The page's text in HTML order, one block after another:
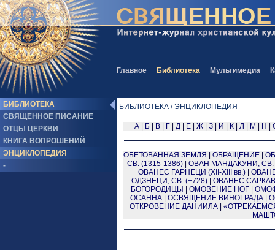
Главное Библиотека Мультимедиа
БИБЛИОТЕКА
СВЯЩЕННОЕ ПИСАНИЕ
ОТЦЫ ЦЕРКВИ
КНИГА ВОПРОШЕНИЙ
ЭНЦИКЛОПЕДИЯ
-
БИБЛИОТЕКА / ЭНЦИКЛОПЕДИЯ
А| Б| В| Г| Д| Е| Ж| З| И К| Л М Н
ОБЕТОВАННАЯ ЗЕМЛЯ ОБРАЩЕНИЕ
СВ. (1315-1386)| ОВАН МАНДАКУНИ, СВ.
ОВАНЕС ГАРНЕЦИ (XII-XIII вв.)|
ОДЗНЕЦИ, СВ. (+728)| ОВАНЕС
БОГОРОДИЦЫ
ОМОВЕНИЕ НОГ
ОСАННА| ОСВЯЩЕНИЕ ВИНОГРАДА|
ОТКРОВЕНИЕ ДАНИИЛА